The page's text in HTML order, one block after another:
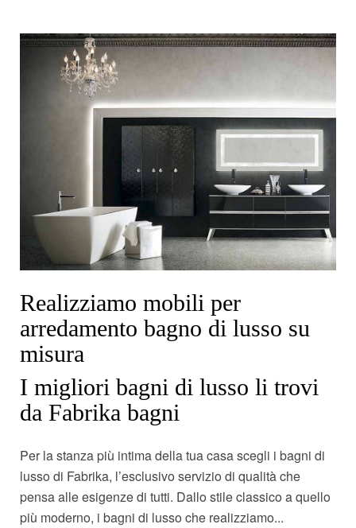
Realizziamo mobili per
arredamento bagno di lusso su
misura
I migliori bagni di lusso li trovi
da Fabrika bagni
Per la stanza più intima della tua casa scegli i bagni di
lusso di Fabrika, l’esclusivo servizio di qualità che
pensa alle esigenze di tutti. Dallo stile classico a quello
più moderno, i bagni di lusso che realizziamo...